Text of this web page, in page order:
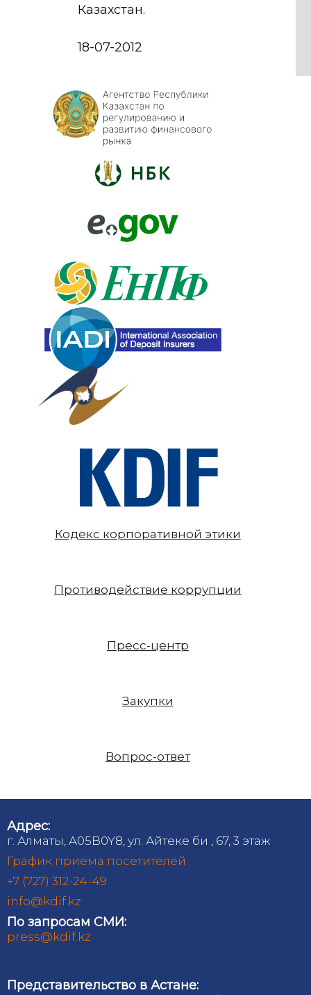
Казахстан.
18-07-2012
Кодекс корпоративной этики
Противодействие коррупции
Пресс-центр
Закупки
Вопрос-ответ
Адрес:
г. Алматы, A05B0Y8, ул. Айтеке би , 67, 3 этаж
График приема посетителей
+7 (727) 312-24-49
info@kdif.kz
По запросам СМИ:
press@kdif.kz
Представительство в Астане: